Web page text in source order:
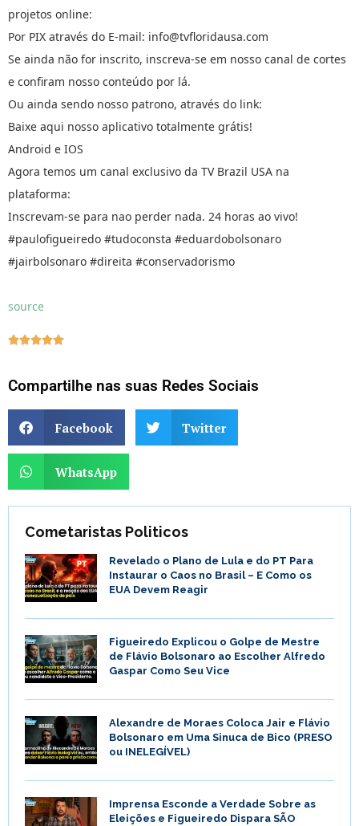
projetos online:
Por PIX através do E-mail: info@tvfloridausa.com
Se ainda não for inscrito, inscreva-se em nosso canal de cortes
e confiram nosso conteúdo por lá.
Ou ainda sendo nosso patrono, através do link:
Baixe aqui nosso aplicativo totalmente grátis!
Android e IOS
Agora temos um canal exclusivo da TV Brazil USA na
plataforma:
Inscrevam-se para nao perder nada. 24 horas ao vivo!
#paulofigueiredo #tudoconsta #eduardobolsonaro
#jairbolsonaro #direita #conservadorismo
source

Compartilhe nas suas Redes Sociais
Facebook Twitter
WhatsApp
Cometaristas Politicos
Revelado o Plano de Lula e do PT Para
Instaurar o Caos no Brasil – E Como os
EUA Devem Reagir
Figueiredo Explicou o Golpe de Mestre
de Flávio Bolsonaro ao Escolher Alfredo
Gaspar Como Seu Vice
Alexandre de Moraes Coloca Jair e Flávio
Bolsonaro em Uma Sinuca de Bico (PRESO
ou INELEGÍVEL)
Imprensa Esconde a Verdade Sobre as
Eleições e Figueiredo Dispara SÃO